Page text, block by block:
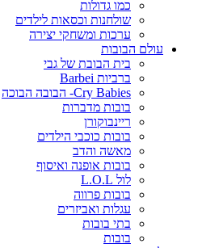
כמו גדולות
שולחנות וכסאות לילדים
ערכות ומשחקי יצירה
עולם הבובות
בית הבובת של גבי
ברביות Barbei
Cry Babies- הבובה הבוכה
בובות מדברות
ריינבוקורן
בובות כוכבי הילדים
מאשה והדב
בובות אופנה ואיסוף
לול L.O.L
בובות פרווה
עגלות ואביזרים
בתי בובות
בובות